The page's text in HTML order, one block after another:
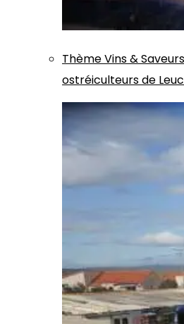
ThèmeVins & Saveurs
ostréiculteurs de